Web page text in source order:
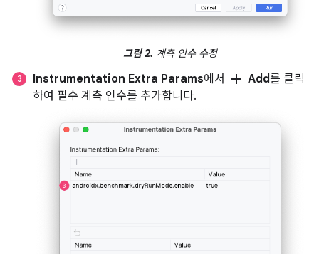
그림 2. 계측 인수 수정
Instrumentation Extra Params에서 add Add를 클릭
하여 필수 계측 인수를 추가합니다.